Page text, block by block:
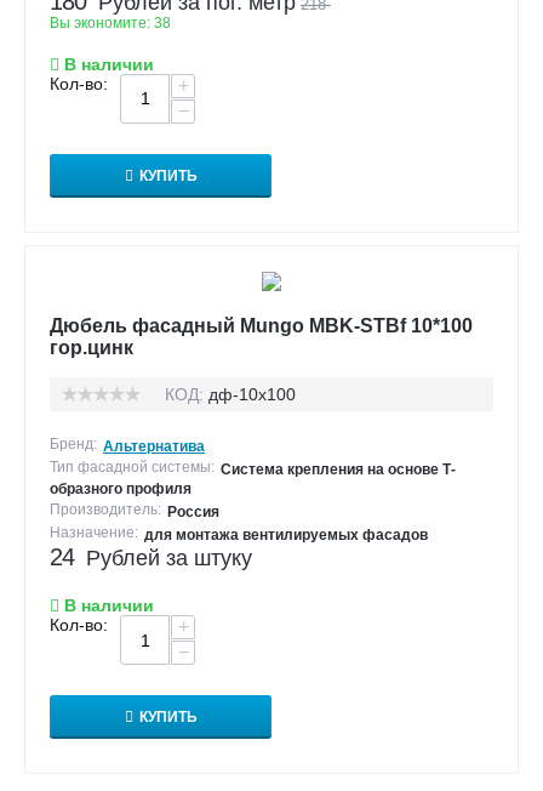
218
Вы экономите: 38
В наличии
Кол-во:
+
−
КУПИТЬ
Дюбель фасадный Mungo MBK-STBf 10*100
гор.цинк
КОД: дф-10х100
Бренд: Альтернатива
Тип фасадной системы: Система крепления на основе Т-
образного профиля
Производитель: Россия
Назначение: для монтажа вентилируемых фасадов
24 Рублей за штуку
В наличии
Кол-во:
+
−
КУПИТЬ